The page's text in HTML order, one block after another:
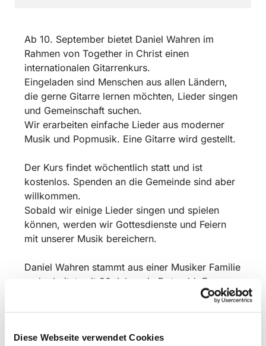
Diese Webseite verwendet Cookies
Ab 10. September bietet Daniel Wahren im
Rahmen von Together in Christ einen
internationalen Gitarrenkurs.
Eingeladen sind Menschen aus allen Ländern,
die gerne Gitarre lernen möchten, Lieder singen
und Gemeinschaft suchen.
Wir erarbeiten einfache Lieder aus moderner
Musik und Popmusik. Eine Gitarre wird gestellt.
Der Kurs findet wöchentlich statt und ist
kostenlos. Spenden an die Gemeinde sind aber
willkommen.
Sobald wir einige Lieder singen und spielen
können, werden wir Gottesdienste und Feiern
mit unserer Musik bereichern.
Daniel Wahren stammt aus einer Musiker Familie
und arbeitet seit 30 Jahren in Detmold: Er war
als Musiker und Komponist 10 Jahre am
Landestheater tätig und tourt mit seiner
und Konzerte. Er veröffentlichte 30 Alben und